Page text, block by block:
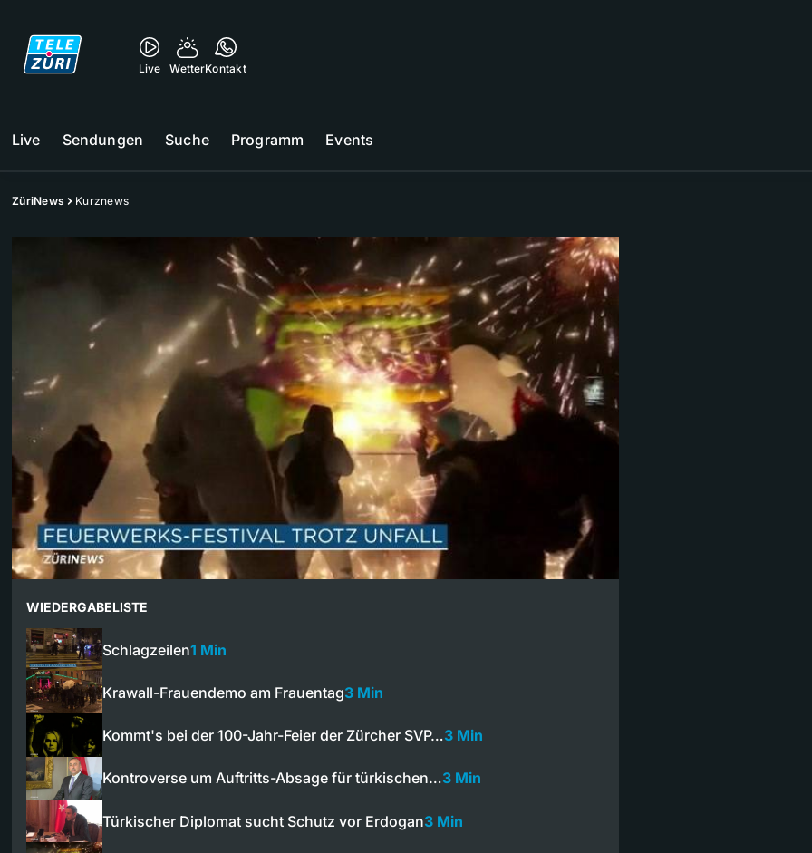
Live WetterKontakt
Live Sendungen Suche Programm Events
ZüriNews Kurznews
WIEDERGABELISTE
Schlagzeilen1 Min
Krawall-Frauendemo am Frauentag3 Min
Kommt's bei der 100-Jahr-Feier der Zürcher SVP…3 Min
Kontroverse um Auftritts-Absage für türkischen…3 Min
Türkischer Diplomat sucht Schutz vor Erdogan3 Min